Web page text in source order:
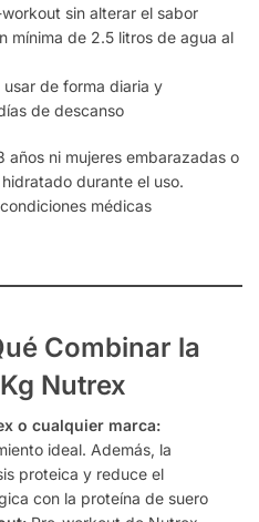
sin alterar el sabor
mínima de 2.5 litros de agua al
usar de forma diaria y
de descanso
ni mujeres embarazadas o
durante el uso.
médicas
Combinar la
Nutrex
o cualquier marca:
ideal. Además, la
proteica y reduce el
con la proteína de suero